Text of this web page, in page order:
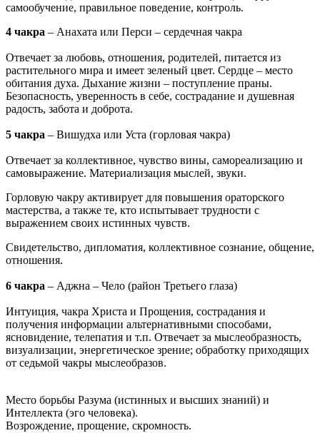
самообучение, правильное поведение, контроль.
4 чакра – Анахата или Перси – сердечная чакра
Отвечает за любовь, отношения, родителей, питается из
растительного мира и имеет зеленый цвет. Сердце – место
обитания духа. Дыхание жизни – поступление праны.
Безопасность, уверенность в себе, сострадание и душевная
радость, забота и доброта.
5 чакра – Вишудха или Уста (горловая чакра)
Отвечает за коллективное, чувство вины, самореализацию и
самовыражение. Материализация мыслей, звуки.
Горловую чакру активирует для повышения ораторского
мастерства, а также те, кто испытывает трудности с
выражением своих истинных чувств.
Свидетельство, дипломатия, коллективное сознание, общение,
отношения.
6 чакра – Аджна – Чело (район Третьего глаза)
Интуиция, чакра Христа и Прощения, сострадания и
получения информации альтернативными способами,
ясновидение, телепатия и т.п. Отвечает за мыслеобразность,
визуализации, энергетическое зрение; обработку приходящих
от седьмой чакры мыслеобразов.
Место борьбы Разума (истинных и высших знаний) и
Интеллекта (эго человека).
Возрождение, прощение, скромность.